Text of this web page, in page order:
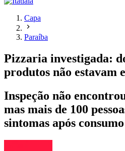
Capa
Paraíba
Pizzaria investigada:
produtos não estavam
Inspeção não
mas mais de 100
sintomas após consumo